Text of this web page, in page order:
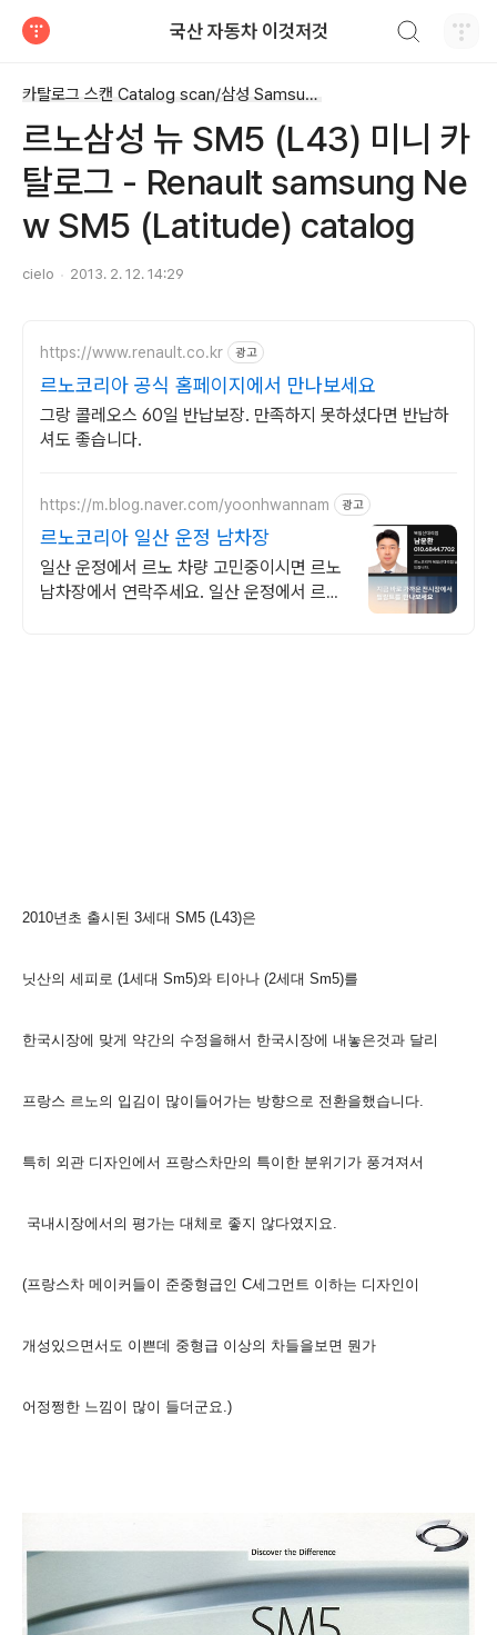
국산 자동차 이것저것
카탈로그 스캔 Catalog scan/삼성 Samsung
르노삼성 뉴 SM5 (L43) 미니 카
탈로그 - Renault samsung Ne
w SM5 (Latitude) catalog
cielo 2013. 2. 12. 14:29
https://www.renault.co.kr 광고
르노코리아 공식 홈페이지에서 만나보세요
그랑 콜레오스 60일 반납보장. 만족하지 못하셨다면 반납하
셔도 좋습니다.
https://m.blog.naver.com/yoonhwannam 광고
르노코리아 일산 운정 남차장
일산 운정에서 르노 차량 고민중이시면 르노
남차장에서 연락주세요. 일산 운정에서 르노
2010년초 출시된 3세대 SM5 (L43)은
닛산의 세피로 (1세대 Sm5)와 티아나 (2세대 Sm5)를
한국시장에 맞게 약간의 수정을해서 한국시장에 내놓은것과 달리
프랑스 르노의 입김이 많이들어가는 방향으로 전환을했습니다.
특히 외관 디자인에서 프랑스차만의 특이한 분위기가 풍겨져서
국내시장에서의 평가는 대체로 좋지 않다였지요.
(프랑스차 메이커 들이 준중형급인 C세그먼트 이하는 디자인이
개성있으면서도 이쁜데 중형급 이상의 차들을보면 뭔가
어정쩡한 느낌이 많이 들더군요.)